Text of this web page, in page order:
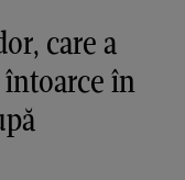
care a
întoarce în